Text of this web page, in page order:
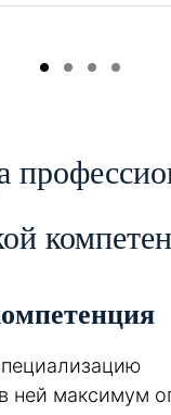
ней максимум